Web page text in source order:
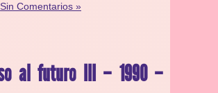
Sin Comentarios »
al futuro III – 1990 –